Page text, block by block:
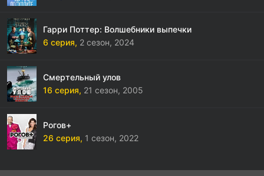
Гарри Поттер: Волшебники выпечки
6 серия, 2 сезон, 2024
Смертельный улов
16 серия, 21 сезон, 2005
Рогов+
26 серия, 1 сезон, 2022